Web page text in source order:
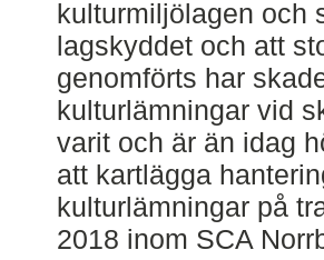
kulturmiljölagen och
lagskyddet och att
genomförts har
kulturlämningar vid
varit och är än idag
att kartlägga
kulturlämningar på
2018 inom SCA